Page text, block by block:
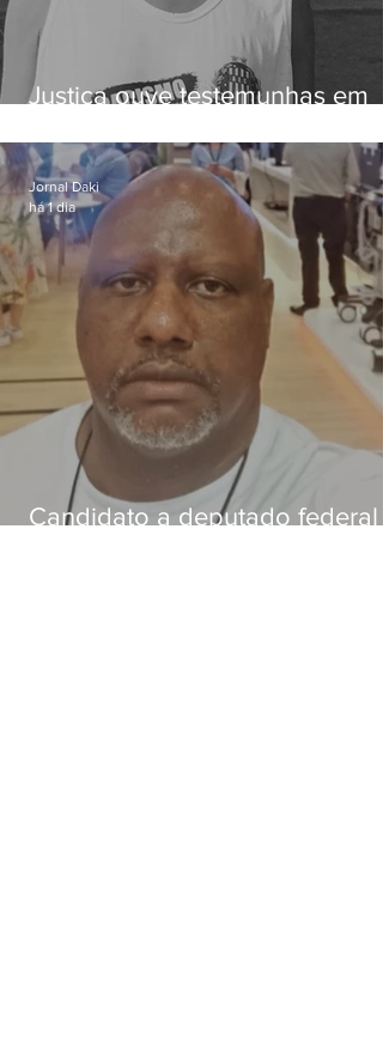
Justiça ouve testemunhas em
dívida de R$ 25
Candidato a deputado federal
Jornal Daki
há 1 dia